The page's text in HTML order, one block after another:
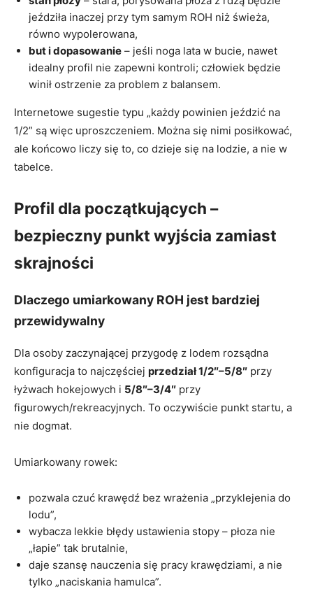
jeździła inaczej przy tym samym ROH niż świeża,
równo wypolerowana,
but i dopasowanie – jeśli noga lata w bucie, nawet
idealny profil nie zapewni kontroli; człowiek będzie
winił ostrzenie za problem z balansem.
Internetowe sugestie typu „każdy powinien jeździć na
1/2” są więc uproszczeniem. Można się nimi posiłkować,
ale końcowo liczy się to, co dzieje się na lodzie, a nie w
tabelce.
Profil dla początkujących –
bezpieczny punkt wyjścia zamiast
skrajności
Dlaczego umiarkowany ROH jest bardziej
przewidywalny
Dla osoby zaczynającej przygodę z lodem rozsądna
konfiguracja to najczęściej przedział 1/2″–5/8″ przy
łyżwach hokejowych i 5/8″–3/4″ przy
figurowych/rekreacyjnych. To oczywiście punkt startu, a
nie dogmat.
Umiarkowany rowek:
pozwala czuć krawędź bez wrażenia „przyklejenia do
lodu”,
wybacza lekkie błędy ustawienia stopy – płoza nie
„łapie” tak brutalnie,
daje szansę nauczenia się pracy krawędziami, a nie
tylko „naciskania hamulca”.